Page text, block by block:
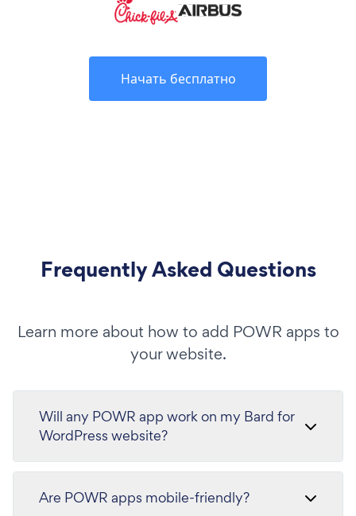
Начать бесплатно
Frequently Asked Questions
Learn more about how to add POWR apps to
your website.
Will any POWR app work on my Bard for
WordPress website?
Are POWR apps mobile-friendly?